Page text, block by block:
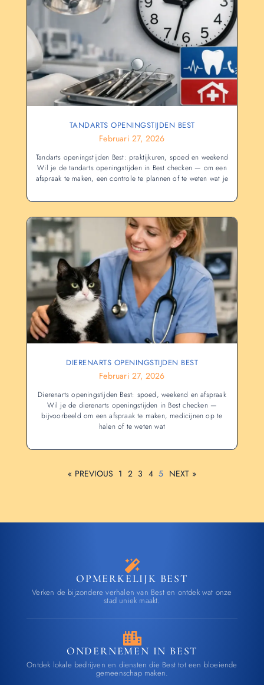
TANDARTS OPENINGSTIJDEN BEST
Februari 27, 2026
Tandarts openingstijden Best: praktijkuren, spoed en weekend
Wil je de tandarts openingstijden in Best checken — om een
afspraak te maken, een controle te plannen of te weten wat je
DIERENARTS OPENINGSTIJDEN BEST
Februari 27, 2026
Dierenarts openingstijden Best: spoed, weekend en afspraak
Wil je de dierenarts openingstijden in Best checken —
bijvoorbeeld om een afspraak te maken, medicijnen op te
halen of te weten wat
« PREVIOUS 1 2 3 4 5 NEXT »
OPMERKELIJK BEST
Verken de bijzondere verhalen van Best en ontdek wat onze
stad uniek maakt.
ONDERNEMEN IN BEST
Ontdek lokale bedrijven en diensten die Best tot een bloeiende
gemeenschap maken.